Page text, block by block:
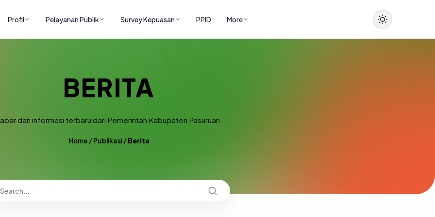
Profil Pelayanan Publik Survey Kepuasan PPID More
BERITA
dan informasi terbaru dari Pemerintah Kabupaten Pasuruan.
Home /Publikasi/Berita